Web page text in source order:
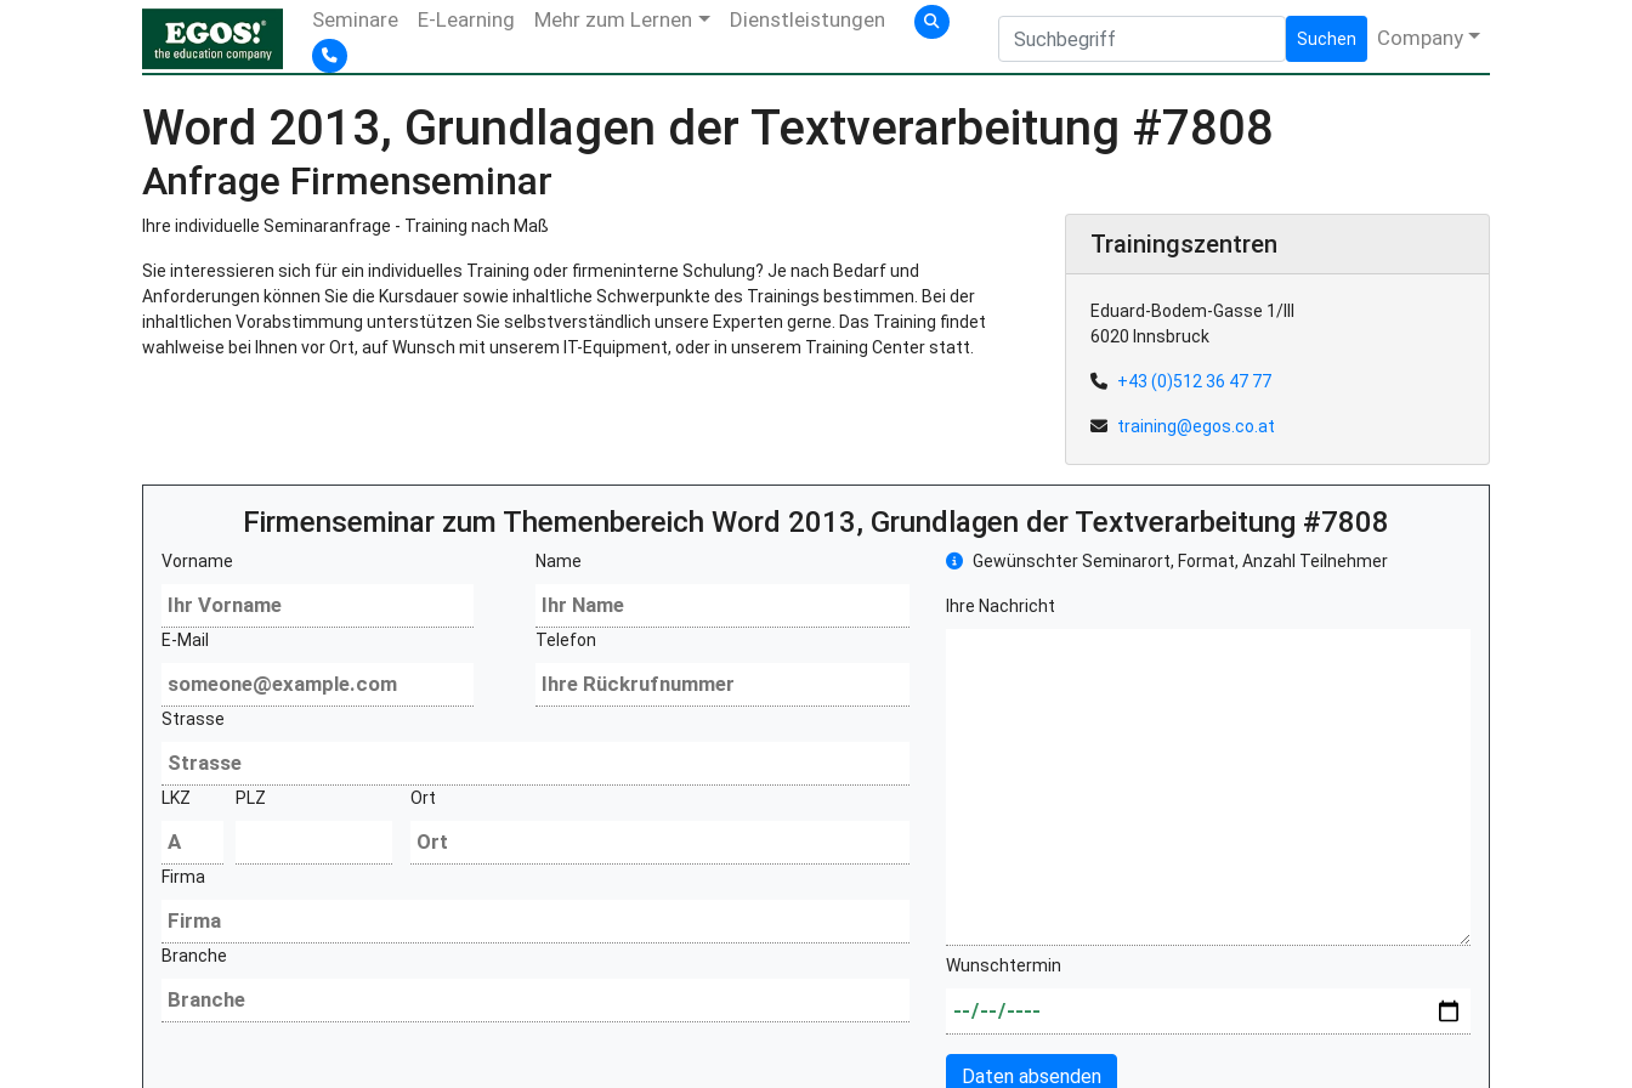
Seminare E-Learning Mehr zum Lernen Dienstleistungen
Suchen Company
Word 2013, Grundlagen der Textverarbeitung #7808
Anfrage Firmenseminar
Ihre individuelle Seminaranfrage - Training nach Maß
Sie interessieren sich für ein individuelles Training oder firmeninterne Schulung? Je nach Bedarf und
Anforderungen können Sie die Kursdauer sowie inhaltliche Schwerpunkte des Trainings bestimmen. Bei der
inhaltlichen Vorabstimmung unterstützen Sie selbstverständlich unsere Experten gerne. Das Training findet
wahlweise bei Ihnen vor Ort, auf Wunsch mit unserem IT-Equipment, oder in unserem Training Center statt.
Trainingszentren
Eduard-Bodem-Gasse 1/III
6020 Innsbruck
+43 (0)512 36 47 77
training@egos.co.at
Firmenseminar zum Themenbereich Word 2013, Grundlagen der Textverarbeitung #7808
Vorname Name
E-Mail Telefon
Strasse
LKZ PLZ Ort
Firma
Branche
Gewünschter Seminarort, Format, Anzahl Teilnehmer
Ihre Nachricht
Wunschtermin
Daten absenden